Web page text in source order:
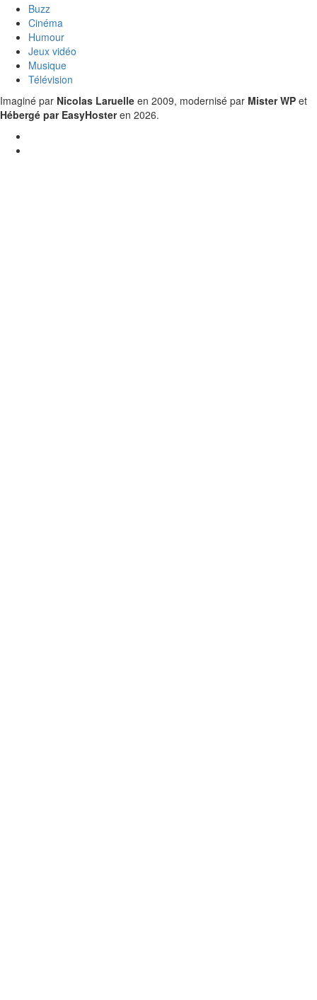
Buzz
Cinéma
Humour
Jeux vidéo
Musique
Télévision
Imaginé par Nicolas Laruelle en 2009, modernisé par Mister WP et
Hébergé par EasyHosteren 2026.